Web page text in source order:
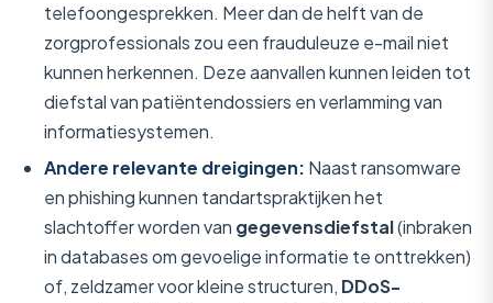
telefoongesprekken. Meer dan de helft van de
zorgprofessionals zou een frauduleuze e-mail niet
kunnen herkennen. Deze aanvallen kunnen leiden tot
diefstal van patiëntendossiers en verlamming van
informatiesystemen.
Andere relevante dreigingen: Naast ransomware
en phishing kunnen tandartspraktijken het
slachtoffer worden van gegevensdiefstal(inbraken
in databases om gevoelige informatie te onttrekken)
of, zeldzamer voor kleine structuren, DDoS-